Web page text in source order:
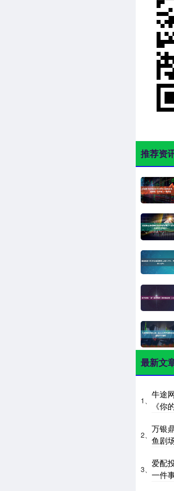
推荐资
最新文
1、
牛途
《你
2、
万银
鱼剧
3、
爱配
一件